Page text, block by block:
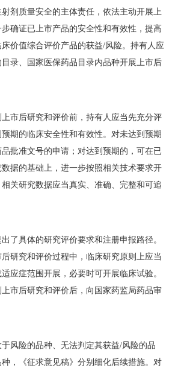
剂质量安全的主体责任，依法主动开展上
确证已上市产品的安全性和有效性，提高
价值综合评价产品的获益/风险。持有人应
录、国家医保药品目录内品种开展上市后
后研究和评价前，持有人应当先充分评
期的临床安全性和有效性。对未达到预期
批准文号的申请；对达到预期的，可在已
据的基础上，进一步按照相关技术要求开
关研究数据应当真实、准确、完整和可追
具体的研究评价要求和注册申报路径。
研究和评价过程中，临床研究原则上应当
应症范围开展，必要时可开展临床试验。
市后研究和评价后，向国家药监局药品审
险的品种、无法判定其获益/风险的品
，《征求意见稿》分别细化后续措施。对